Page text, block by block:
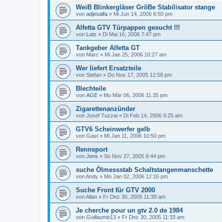
WeiB Blinkergläser GröBe Stabilisator stange
von adjesalfa » Mi Jun 14, 2006 6:50 pm
Alfetta GTV Türpappen gesucht !!!
von Lutz » Di Mai 16, 2006 7:47 pm
Tankgeber Alfetta GT
von Marc » Mi Jan 25, 2006 10:27 am
Wer liefert Ersatzteile
von Stefan » Do Nov 17, 2005 12:58 pm
Blechteile
von AGE » Mo Mär 06, 2006 11:35 pm
Zigarettenanzünder
von Josef Tuczai » Di Feb 14, 2006 9:25 am
GTV6 Scheinwerfer gelb
von Gast » Mi Jan 11, 2006 10:50 pm
Rennsport
von Jens » So Nov 27, 2005 8:44 pm
suche Ölmessstab Schaltstangenmanschette
vonAndy » Mo Jan 02, 2006 12:16 pm
Suche Front für GTV 2000
vonAllan » Fr Dez 30, 2005 11:39 am
Je cherche pour un gtv 2.0 de 1984
von Guillaume13 » Fr Dez 30, 2005 11:33 am